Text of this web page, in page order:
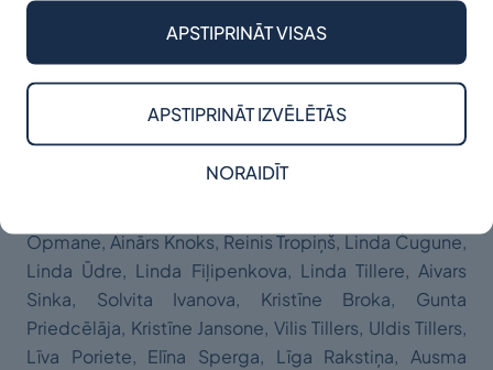
Krauze, Kristaps Kalniņš, Inese Ločmele-Jansone,
Inga Pudža, Evelīna Tillere, Vinsents Romeiko, Maija
Rozenberga, Aija Zučika, Santa Logina, Eva Pērle,
Laura Gleizde, Līga Vasariņa, Aleksandrs
Demčenkovs, Renāte Rūta Apse, SIA “Sbs Design
Lujāne, Domeniks Svikša, Ina Riharde-Jundze, Raitis
Opmane, Ainārs Knoks, Reinis Tropiņš, Linda Čugune,
Linda Ūdre, Linda Fiļipenkova, Linda Tillere, Aivars
Sinka, Solvita Ivanova, Kristīne Broka, Gunta
Priedcēlāja, Kristīne Jansone, Vilis Tillers, Uldis Tillers,
Līva Poriete, Elīna Sperga, Līga Rakstiņa, Ausma
NORAIDĪT
APSTIPRINĀT IZVĒLĒTĀS
APSTIPRINĀT VISAS